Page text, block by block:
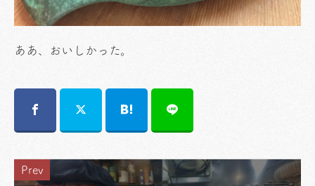
ああ、おいしかった。
Prev